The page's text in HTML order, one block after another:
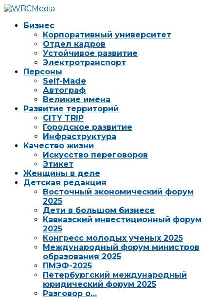
Бизнес
Корпоративный университет
Отдел кадров
Устойчивое развитие
Электротранспорт
Персоны
Self-Made
Автограф
Великие имена
Развитие территорий
CITY TRIP
Городское развитие
Инфраструктура
Качество жизни
Искусство переговоров
Этикет
Женщины в деле
Детская редакция
Восточный экономический форум
2025
Дети в большом бизнесе
Кавказский инвестиционный форум
2025
Конгресс молодых ученых 2025
Международный форум министров
образования 2025
ПМЭФ-2025
Петербургский международный
юридический форум 2025
Разговор о…